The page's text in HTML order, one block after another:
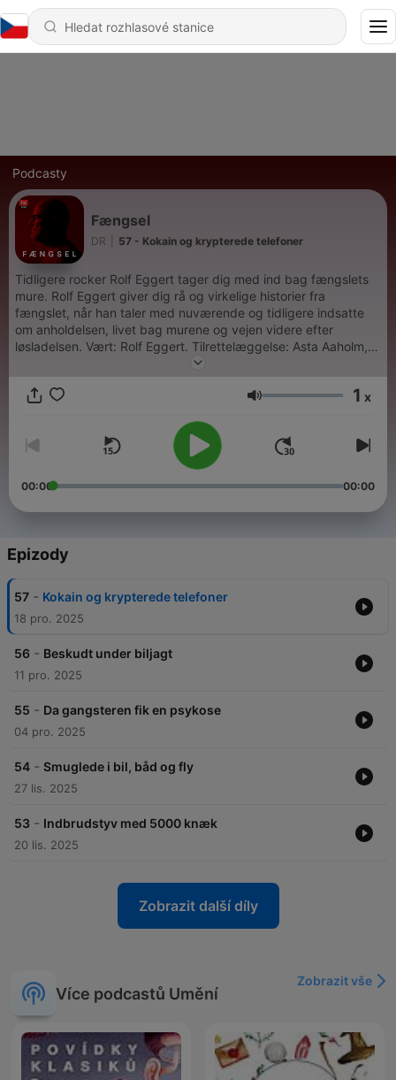
Podcasty
Fængsel
DR 57 - Kokain og krypterede telefoner
Tidligere rocker Rolf Eggert tager dig med ind bag fængslets
mure. Rolf Eggert giver dig rå og virkelige historier fra
fængslet, når han taler med nuværende og tidligere indsatte
om anholdelsen, livet bag murene og vejen videre efter
løsladelsen. Vært: Rolf Eggert. Tilrettelæggelse: Asta Aaholm,
Julie Lindhardt Høimark og Mikkel Brygger Mortensen.
Agency.
Hlasitost 1 x
00:00 00:00
Epizody
57 - Kokain og krypterede telefoner
18 pro. 2025
56 - Beskudt under biljagt
11 pro. 2025
55 - Da gangsteren fik en psykose
04 pro. 2025
54 - Smuglede i bil, båd og fly
27 lis. 2025
53 - Indbrudstyv med 5000 knæk
20 lis. 2025
Zobrazit další díly
Více podcastů Umění
Zobrazit vše